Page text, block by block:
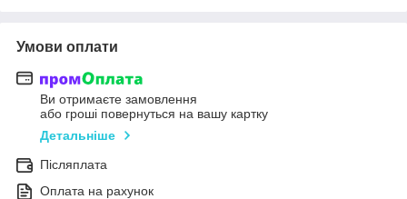
Умови оплати
Ви отримаєте замовлення
або гроші повернуться на вашу картку
Детальніше
Післяплата
Оплата на рахунок